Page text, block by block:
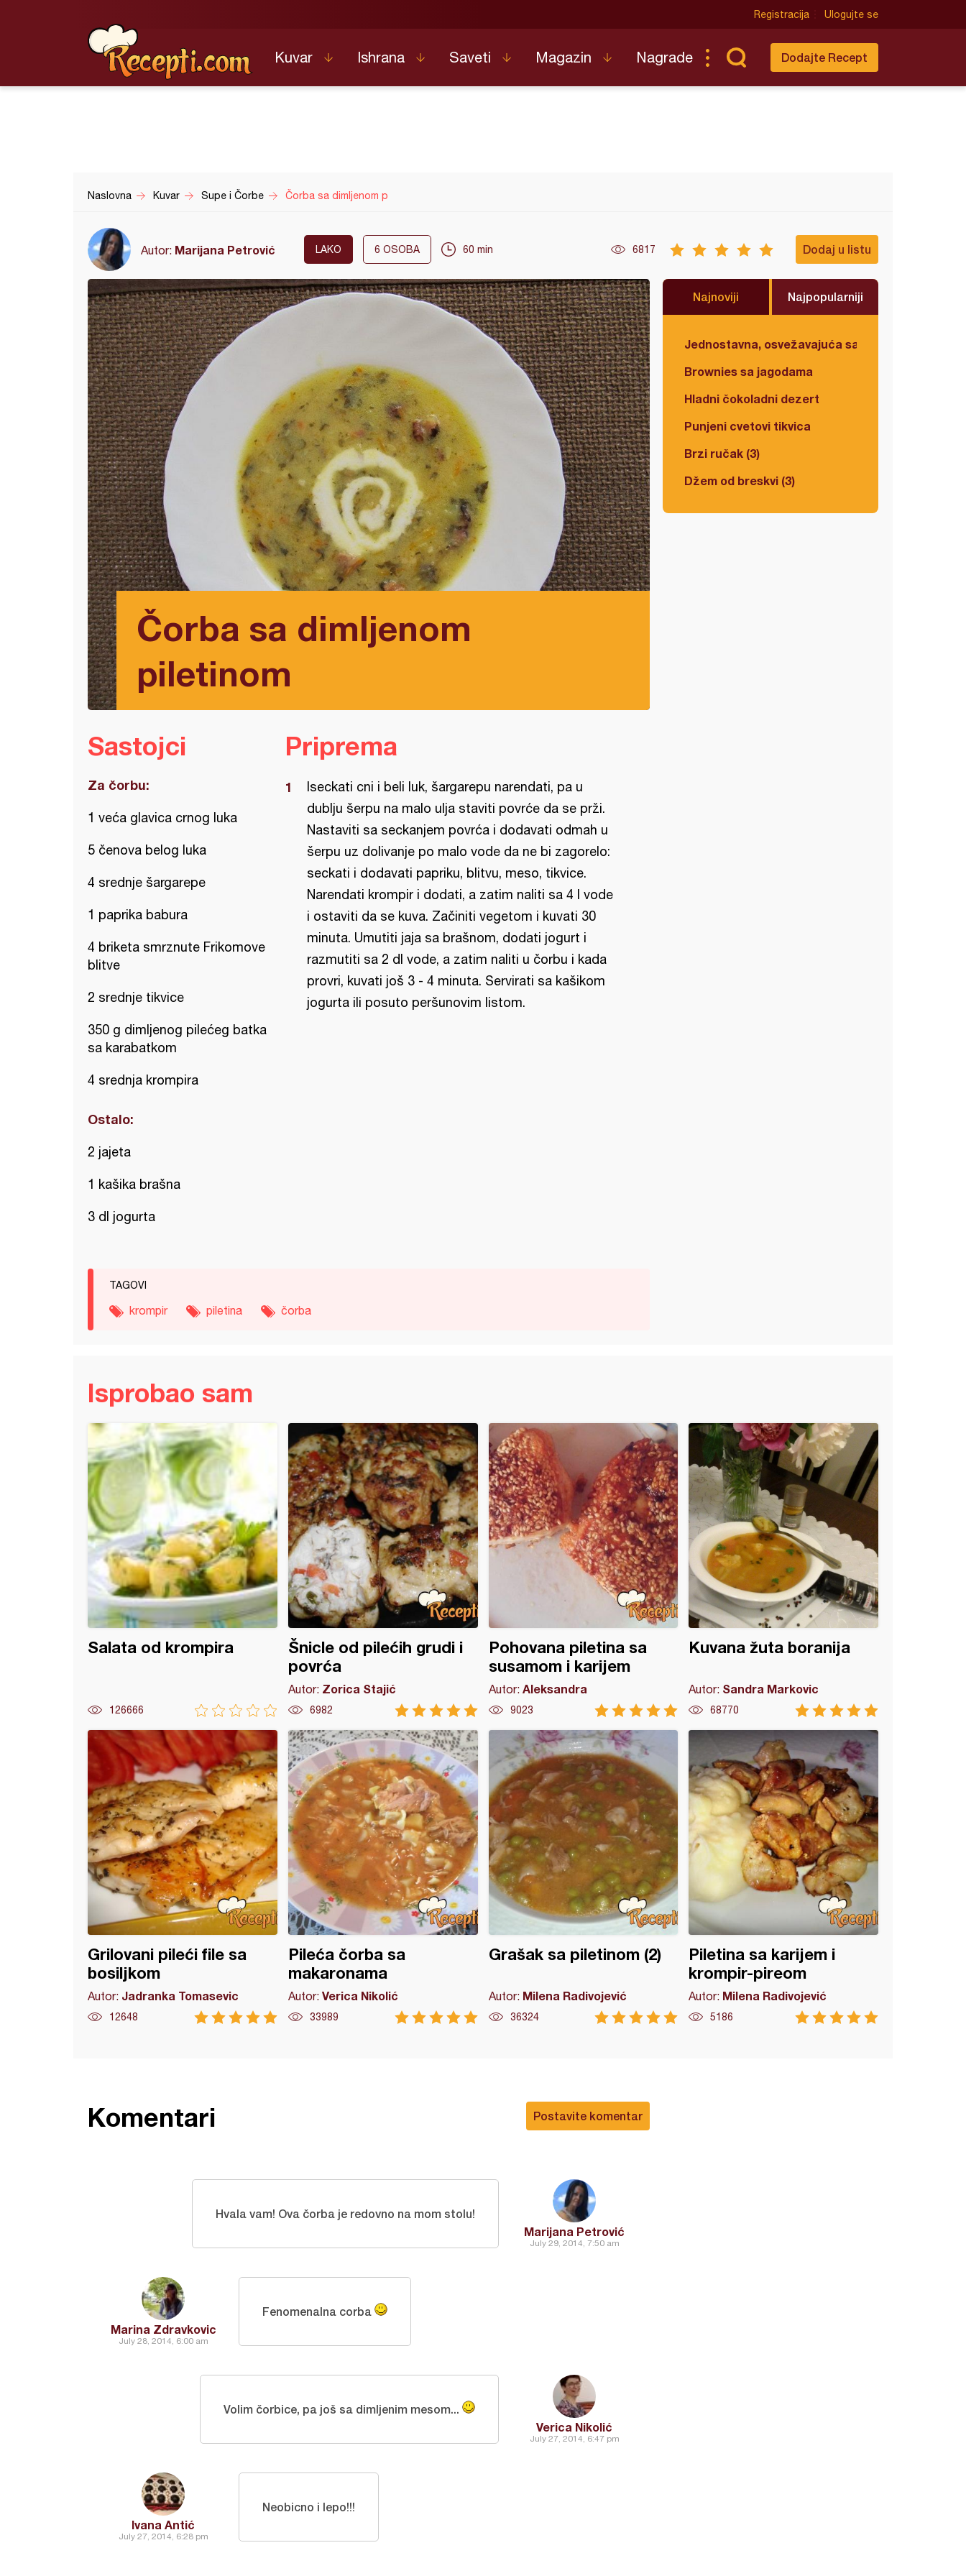
Registracija Ulogujte se
Kuvar Ishrana Saveti Magazin Nagrade Dodajte Recept
Naslovna Kuvar Supe i Čorbe Čorba sa dimljenom p
Autor: Marijana Petrović LAKO 6 OSOBA 60 min 6817 Dodaj u listu
Čorba sa dimljenom
piletinom
Najnoviji Najpopularniji
Jednostavna, osvežavajuća salata
Brownies sa jagodama
Hladni čokoladni dezert
Punjeni cvetovi tikvica
Brzi ručak (3)
Džem od breskvi (3)
Sastojci
Za čorbu:
1 veća glavica crnog luka
5 čenova belog luka
4 srednje šargarepe
1 paprika babura
4 briketa smrznute Frikomove
blitve
2 srednje tikvice
350 g dimljenog pilećeg batka
sa karabatkom
4 srednja krompira
Ostalo:
2 jajeta
1 kašika brašna
3 dl jogurta
Priprema
Iseckati cni i beli luk, šargarepu narendati, pa u
dublju šerpu na malo ulja staviti povrće da se prži.
Nastaviti sa seckanjem povrća i dodavati odmah u
šerpu uz dolivanje po malo vode da ne bi zagorelo:
seckati i dodavati papriku, blitvu, meso, tikvice.
Narendati krompir i dodati, a zatim naliti sa 4 l vode
i ostaviti da se kuva. Začiniti vegetom i kuvati 30
minuta. Umutiti jaja sa brašnom, dodati jogurt i
razmutiti sa 2 dl vode, a zatim naliti u čorbu i kada
provri, kuvati još 3 - 4 minuta. Servirati sa kašikom
jogurta ili posuto peršunovim listom.
TAGOVI
krompir piletina čorba
Isprobao sam
Salata od krompira
126666
Šnicle od pilećih grudi i
povrća
Autor: Zorica Stajić
6982
Pohovana piletina sa
susamom i karijem
Autor: Aleksandra
9023
Kuvana žuta boranija
Autor: Sandra Markovic
68770
Grilovani pileći file sa
bosiljkom
Autor: Jadranka Tomasevic
12648
Pileća čorba sa
makaronama
Autor: Verica Nikolić
33989
Grašak sa piletinom (2)
Autor: Milena Radivojević
36324
Piletina sa karijem i
krompir-pireom
Autor: Milena Radivojević
5186
sa karijem i krompir-pireom
Postavite komentar
Komentari
Marijana Petrović
July 29, 2014, 7:50 am
Hvala vam! Ova čorba je redovno na mom stolu!
Marina Zdravkovic
July 28, 2014, 6:00 am
Fenomenalna corba
Verica Nikolić
July 27, 2014, 6:47 pm
Volim čorbice, pa još sa dimljenim mesom...
Ivana Antić
July 27, 2014, 6:28 pm
Neobicno i lepo!!!